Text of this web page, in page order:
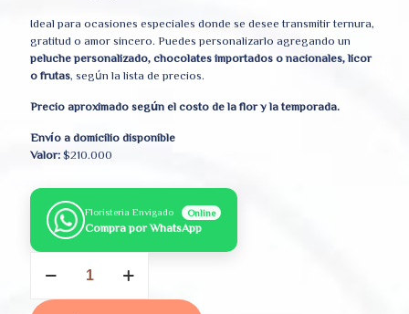
Ideal para ocasiones especiales donde se desee transmitir ternura,
gratitud o amor sincero. Puedes personalizarlo agregando un
peluche personalizado, chocolates importados o nacionales, licor
o frutas, según la lista de precios.
Precio aproximado según el costo de la flor y la temporada.
Envío a domicilio disponible
Valor: $210.000
Pastel
Floristeria Envigado Online
Compra por WhatsApp